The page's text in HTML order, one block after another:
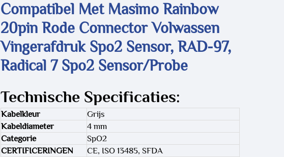
Compatibel Met Masimo Rainbow
20pin Rode Connector Volwassen
Vingerafdruk Spo2 Sensor, RAD-97,
Radical 7 Spo2 Sensor/Probe
Technische Specificaties:
Kabelkleur
Grijs
Kabeldiameter
4 mm
Categorie
SpO2
CERTIFICERINGEN
CE, ISO 13485, SFDA